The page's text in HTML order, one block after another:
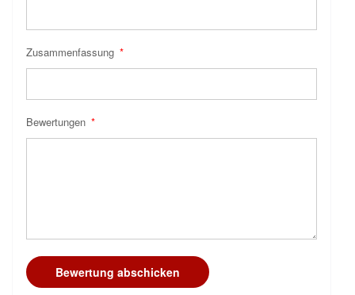
Zusammenfassung
Bewertungen
Bewertung abschicken